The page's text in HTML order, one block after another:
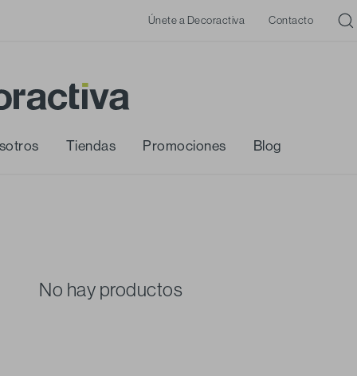
Únete a Decoractiva Contacto
Tiendas Promociones Blog
No hay productos